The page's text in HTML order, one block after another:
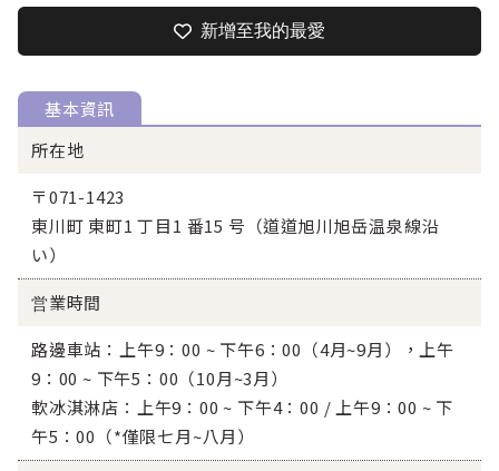
新增至我的最愛
基本資訊
所在地
〒071-1423
東川町 東町1 丁目1 番15 号（道道旭川旭岳温泉線沿
い）
営業時間
路邊車站：上午9：00 ~ 下午6：00（4月~9月），上午
9：00 ~ 下午5：00（10月~3月）
軟冰淇淋店：上午9：00 ~ 下午4：00 / 上午9：00 ~ 下
午5：00（*僅限七月~八月）